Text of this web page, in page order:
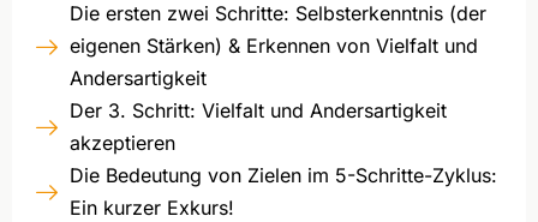
Die ersten zwei Schritte: Selbsterkenntnis (der
eigenen Stärken) & Erkennen von Vielfalt und
Andersartigkeit
Der 3. Schritt: Vielfalt und Andersartigkeit
akzeptieren
Die Bedeutung von Zielen im 5-Schritte-Zyklus:
Ein kurzer Exkurs!